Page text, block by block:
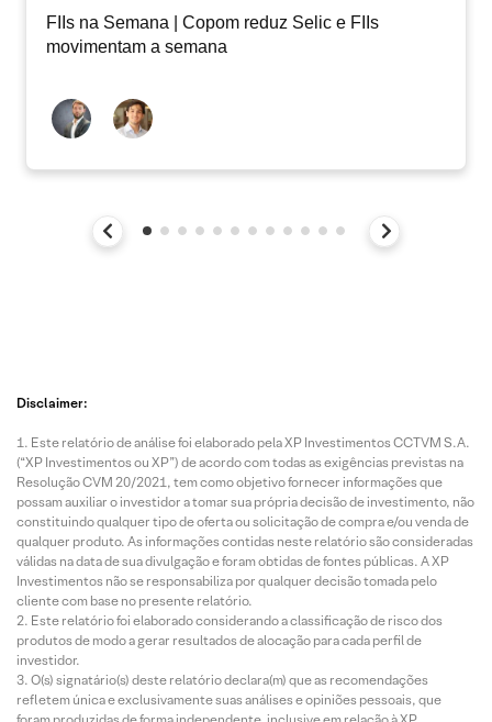
FIIs na Semana | Copom reduz Selic e FIIs
movimentam a semana
Disclaimer:
Este relatório de análise foi elaborado pela XP Investimentos CCTVM S.A.
(“XP Investimentos ou XP”) de acordo com todas as exigências previstas na
Resolução CVM 20/2021, tem como objetivo fornecer informações que
possam auxiliar o investidor a tomar sua própria decisão de investimento, não
constituindo qualquer tipo de oferta ou solicitação de compra e/ou venda de
qualquer produto. As informações contidas neste relatório são consideradas
válidas na data de sua divulgação e foram obtidas de fontes públicas. A XP
Investimentos não se responsabiliza por qualquer decisão tomada pelo
cliente com base no presente relatório.
Este relatório foi elaborado considerando a classificação de risco dos
produtos de modo a gerar resultados de alocação para cada perfil de
investidor.
O(s) signatário(s) deste relatório declara(m) que as recomendações
refletem única e exclusivamente suas análises e opiniões pessoais, que